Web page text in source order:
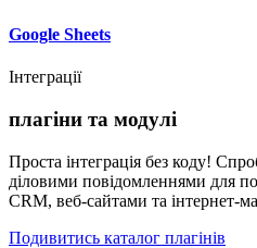
Google Sheets
Інтеграції
плагіни та модулі
Проста інтеграція без коду!
діловими повідомленнями для
CRM, веб-сайтами та інтернет-
Подивитись каталог плагінів